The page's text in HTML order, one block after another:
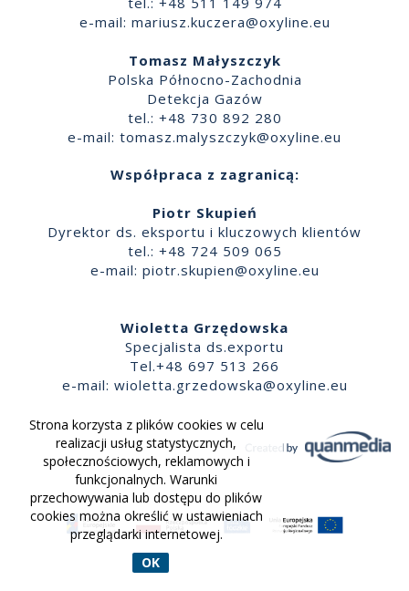
e-mail: mariusz.kuczera@oxyline.eu
Tomasz Małyszczyk
Polska Północno-Zachodnia
Detekcja Gazów
tel.: +48 730 892 280
e-mail: tomasz.malyszczyk@oxyline.eu
Współpraca z zagranicą:
Piotr Skupień
Dyrektor ds. eksportu i kluczowych klientów
tel.: +48 724 509 065
e-mail: piotr.skupien@oxyline.eu
Wioletta Grzędowska
Specjalista ds.exportu
Tel.+48 697 513 266
e-mail: wioletta.grzedowska@oxyline.eu
Strona korzysta z plików cookies w celu
realizacji usług statystycznych,
społecznościowych, reklamowych i
funkcjonalnych. Warunki
przechowywania lub dostępu do plików
cookies można określić w ustawieniach
przeglądarki internetowej.
OK